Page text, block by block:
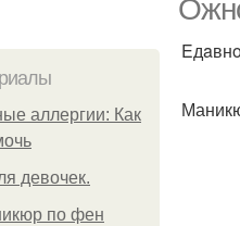
аллергии: Как
девочек.
по фен